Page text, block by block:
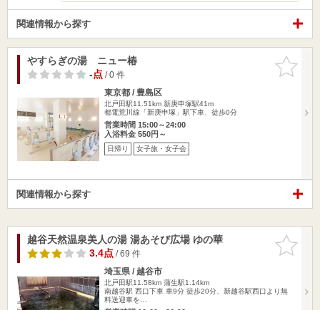
関連情報から探す
お気に入
りに追加
やすらぎの湯 ニュー椿
-点/ 0 件
東京都 / 豊島区
北戸田駅11.51km 新庚申塚駅41m
都電荒川線「新庚申塚」駅下車、徒歩0分
営業時間 15:00～24:00
入浴料金 550円～
日帰り 女子旅・女子会
関連情報から探す
お気に入
りに追加
越谷天然温泉美人の湯 湯あそび広場 ゆの華
3.4点/ 69 件
埼玉県 / 越谷市
北戸田駅11.58km 蒲生駅1.14km
南越谷駅 西口下車 車9分 徒歩20分、新越谷駅西口より無
料送迎車を…